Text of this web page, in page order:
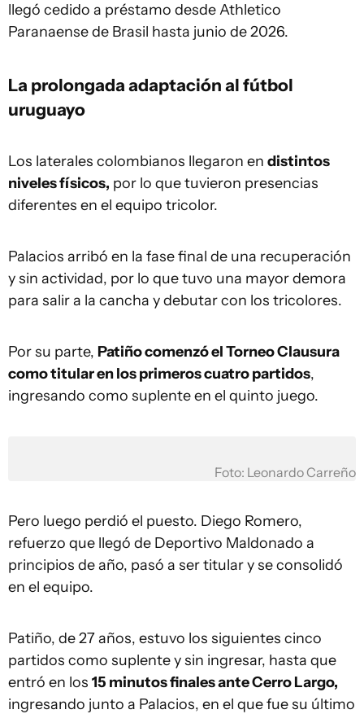
llegó cedido a préstamo desde Athletico
Paranaense de Brasil hasta junio de 2026.
La prolongada adaptación al fútbol
uruguayo
Los laterales colombianos llegaron en distintos
niveles físicos, por lo que tuvieron presencias
diferentes en el equipo tricolor.
Palacios arribó en la fase final de una recuperación
y sin actividad, por lo que tuvo una mayor demora
para salir a la cancha y debutar con los tricolores.
Por su parte, Patiño comenzó el Torneo Clausura
como titular en los primeros cuatro partidos,
ingresando como suplente en el quinto juego.
Foto: Leonardo Carreño
Pero luego perdió el puesto. Diego Romero,
refuerzo que llegó de Deportivo Maldonado a
principios de año, pasó a ser titular y se consolidó
en el equipo.
Patiño, de 27 años, estuvo los siguientes cinco
partidos como suplente y sin ingresar, hasta que
entró en los 15 minutos finales ante Cerro Largo,
ingresando junto a Palacios, en el que fue su último